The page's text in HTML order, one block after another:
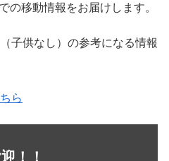
の移動情報をお届けします。
子供なし）の参考になる情報
ら
！！